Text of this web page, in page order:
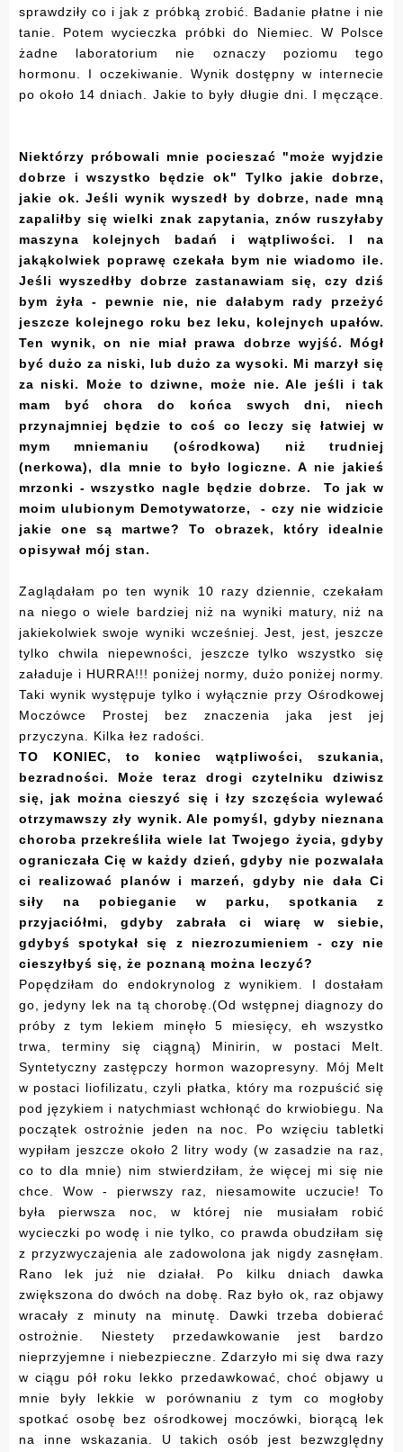
sprawdziły co i jak z próbką zrobić. Badanie płatne i nie
tanie. Potem wycieczka próbki do Niemiec. W Polsce
żadne laboratorium nie oznaczy poziomu tego
hormonu. I oczekiwanie. Wynik dostępny w internecie
po około 14 dniach. Jakie to były długie dni. I męczące.
Niektórzy próbowali mnie pocieszać "może wyjdzie
dobrze i wszystko będzie ok" Tylko jakie dobrze,
jakie ok. Jeśli wynik wyszedł by dobrze, nade mną
zapaliłby się wielki znak zapytania, znów ruszyłaby
maszyna kolejnych badań i wątpliwości. I na
jakąkolwiek poprawę czekała bym nie wiadomo ile.
Jeśli wyszedłby dobrze zastanawiam się, czy dziś
bym żyła - pewnie nie, nie dałabym rady przeżyć
jeszcze kolejnego roku bez leku, kolejnych upałów.
Ten wynik, on nie miał prawa dobrze wyjść. Mógł
być dużo za niski, lub dużo za wysoki. Mi marzył się
za niski. Może to dziwne, może nie. Ale jeśli i tak
mam być chora do końca swych dni, niech
przynajmniej będzie to coś co leczy się łatwiej w
mym mniemaniu (ośrodkowa) niż trudniej
(nerkowa), dla mnie to było logiczne. A nie jakieś
mrzonki - wszystko nagle będzie dobrze. To jak w
moim ulubionym Demotywatorze, - czy nie widzicie
jakie one są martwe?
To obrazek, który idealnie
opisywał mój stan.
Zaglądałam po ten wynik 10 razy dziennie, czekałam
na niego o wiele bardziej niż na wyniki matury, niż na
jakiekolwiek swoje wyniki wcześniej. Jest, jest, jeszcze
tylko chwila niepewności, jeszcze tylko wszystko się
załaduje i HURRA!!! poniżej normy, dużo poniżej normy.
Taki wynik występuje tylko i wyłącznie przy Ośrodkowej
Moczówce Prostej bez znaczenia jaka jest jej
przyczyna. Kilka łez radości.
TO KONIEC, to koniec wątpliwości, szukania,
bezradności. Może teraz drogi czytelniku dziwisz
się, jak można cieszyć się i łzy szczęścia wylewać
otrzymawszy zły wynik. Ale pomyśl, gdyby nieznana
choroba przekreśliła wiele lat Twojego życia, gdyby
ograniczała Cię w każdy dzień, gdyby nie pozwalała
ci realizować planów i marzeń, gdyby nie dała Ci
siły na pobieganie w parku, spotkania z
przyjaciółmi, gdyby zabrała ci wiarę w siebie,
gdybyś spotykał się z niezrozumieniem - czy nie
cieszyłbyś się, że poznaną można leczyć?
Popędziłam do endokrynolog z wynikiem. I dostałam
go, jedyny lek na tą chorobę.(Od wstępnej diagnozy do
próby z tym lekiem minęło 5 miesięcy, eh wszystko
trwa, terminy się ciągną) Minirin, w postaci Melt.
Syntetyczny zastępczy hormon wazopresyny. Mój Melt
w postaci liofilizatu, czyli płatka, który ma rozpuścić się
pod językiem i natychmiast wchłonąć do krwiobiegu. Na
początek ostrożnie jeden na noc. Po wzięciu tabletki
wypiłam jeszcze około 2 litry wody (w zasadzie na raz,
co to dla mnie) nim stwierdziłam, że więcej mi się nie
chce. Wow - pierwszy raz, niesamowite uczucie! To
była pierwsza noc, w której nie musiałam robić
wycieczki po wodę i nie tylko, co prawda obudziłam się
z przyzwyczajenia ale zadowolona jak nigdy zasnęłam.
Rano lek już nie działał. Po kilku dniach dawka
zwiększona do dwóch na dobę. Raz było ok, raz objawy
wracały z minuty na minutę. Dawki trzeba dobierać
ostrożnie. Niestety przedawkowanie jest bardzo
nieprzyjemne i niebezpieczne. Zdarzyło mi się dwa razy
w ciągu pół roku lekko przedawkować, choć objawy u
mnie były lekkie w porównaniu z tym co mogłoby
spotkać osobę bez ośrodkowej moczówki, biorącą lek
na inne wskazania. U takich osób jest bezwzględny